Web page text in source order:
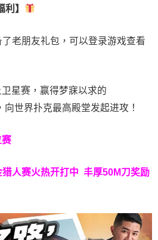
】
了老朋友礼包，可以登录游戏查看
星赛，赢得梦寐以求的
世界扑克最高殿堂发起进攻！
赛
猎人赛火热开打中 丰厚50M刀奖励